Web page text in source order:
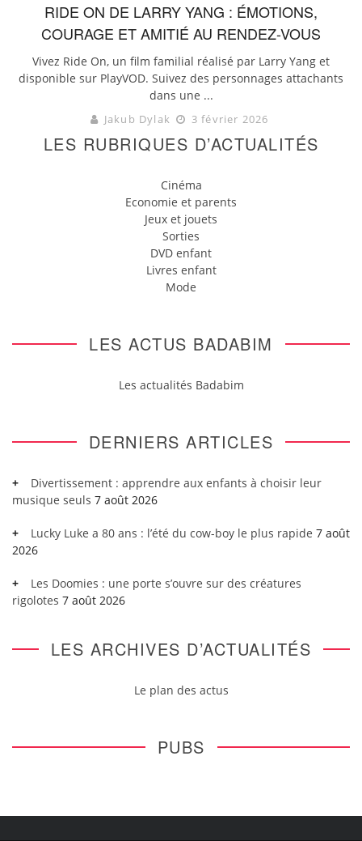
RIDE ON DE LARRY YANG : ÉMOTIONS,
COURAGE ET AMITIÉ AU RENDEZ-VOUS
Vivez Ride On, un film familial réalisé par Larry Yang et
disponible sur PlayVOD. Suivez des personnages attachants
dans une ...
Jakub Dylak 3 février 2026
LES RUBRIQUES D’ACTUALITÉS
Cinéma
Economie et parents
Jeux et jouets
Sorties
DVD enfant
Livres enfant
Mode
LES ACTUS BADABIM
Les actualités Badabim
DERNIERS ARTICLES
Divertissement : apprendre aux enfants à choisir leur
musique seuls 7 août 2026
Lucky Luke a 80 ans : l’été du cow-boy le plus rapide 7 août
2026
Les Doomies : une porte s’ouvre sur des créatures
rigolotes 7 août 2026
LES ARCHIVES D’ACTUALITÉS
Le plan des actus
PUBS